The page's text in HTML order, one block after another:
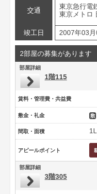
交通
東京急行電
東京メトロ
竣工日 2007年03月
2部屋の募集があります
部屋詳細
1階115
賃料・管理費・共益費
敷金・礼金
間取・面積
アピールポイント
部屋詳細
3階305